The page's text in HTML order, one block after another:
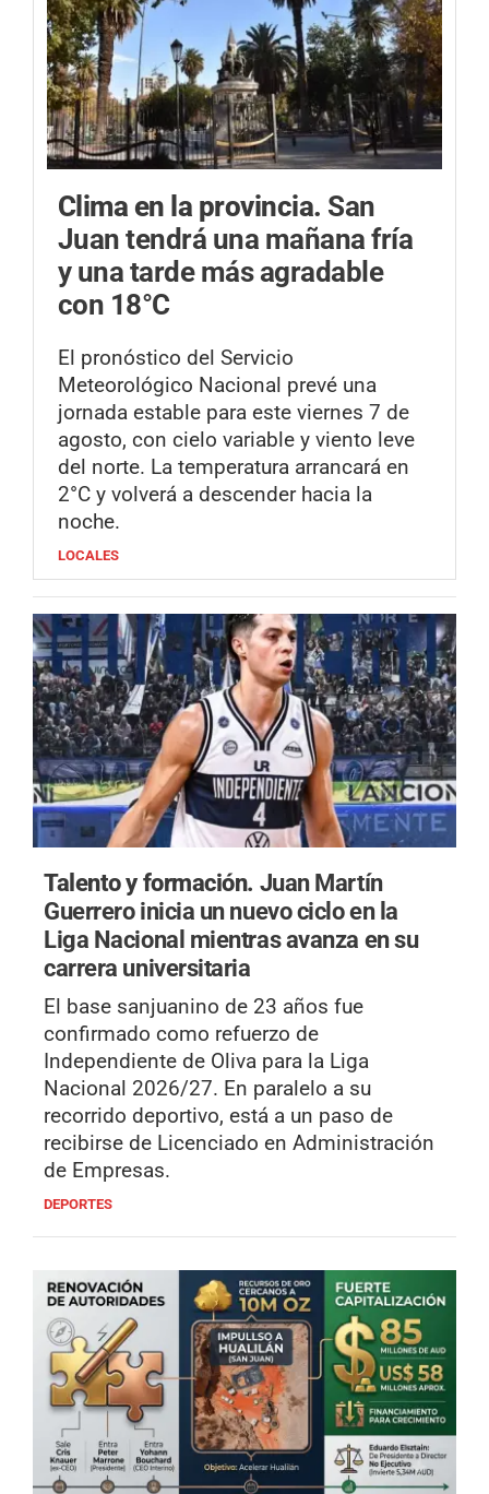
Clima en la provincia. San
Juan tendrá una mañana fría
y una tarde más agradable
con 18°C
El pronóstico del Servicio
Meteorológico Nacional prevé una
jornada estable para este viernes 7 de
agosto, con cielo variable y viento leve
del norte. La temperatura arrancará en
2°C y volverá a descender hacia la
noche.
LOCALES
Talento y formación. Juan Martín
Guerrero inicia un nuevo ciclo en la
Liga Nacional mientras avanza en su
carrera universitaria
El base sanjuanino de 23 años fue
confirmado como refuerzo de
Independiente de Oliva para la Liga
Nacional 2026/27. En paralelo a su
recorrido deportivo, está a un paso de
recibirse de Licenciado en Administración
de Empresas.
DEPORTES